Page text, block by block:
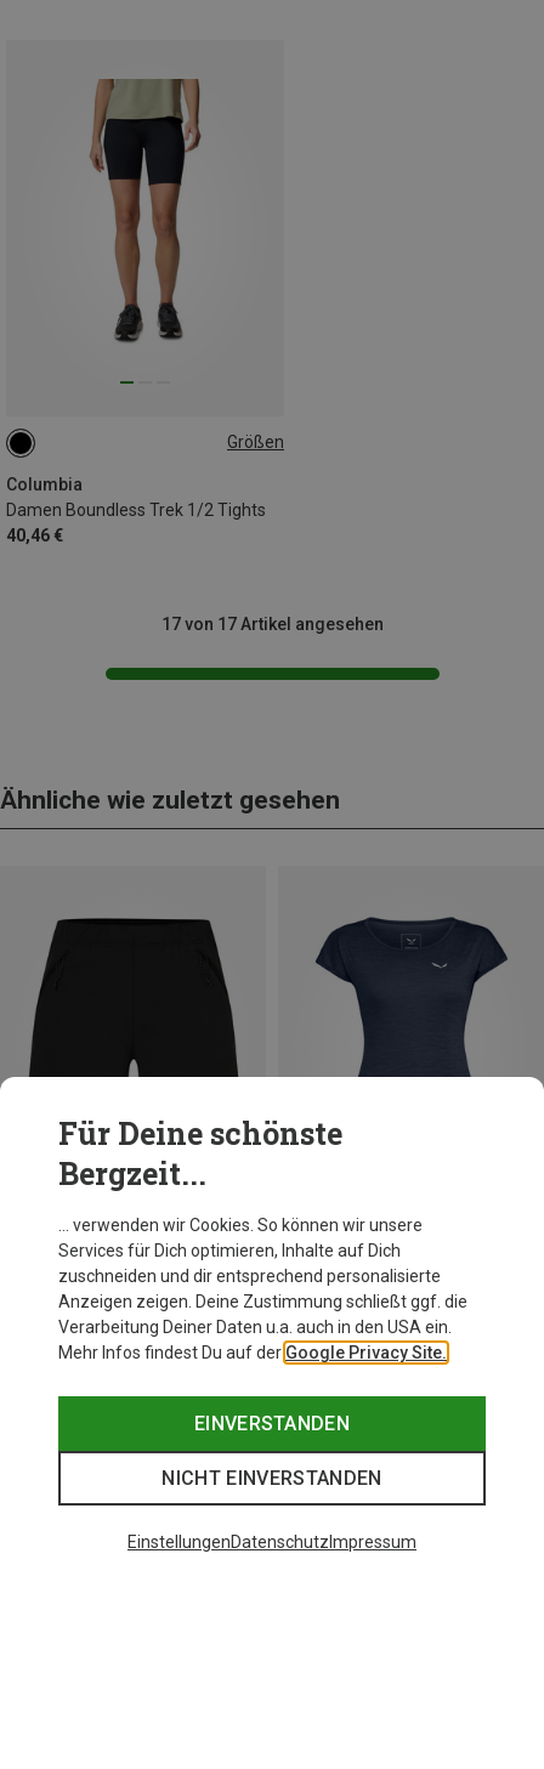
Größen
Columbia
Damen Boundless Trek 1/2 Tights
40,46 €
XS
17 von 17 Artikel angesehen
Ähnliche wie zuletzt gesehen
Du sparst 38%
Beliebte Kategorien
Für Deine schönste
Bergzeit...
… verwenden wir Cookies. So können wir unsere
Services für Dich optimieren, Inhalte auf Dich
zuschneiden und dir entsprechend personalisierte
Anzeigen zeigen. Deine Zustimmung schließt ggf. die
Verarbeitung Deiner Daten u.a. auch in den USA ein.
Mehr Infos findest Du auf der Google Privacy Site.
EINVERSTANDEN
NICHT EINVERSTANDEN
EinstellungenDatenschutz Impressum